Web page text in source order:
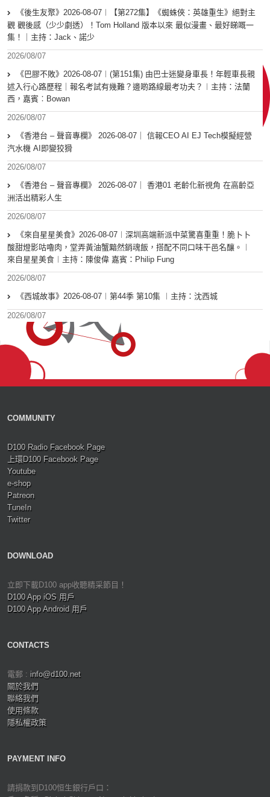
《後生友聚》2026-08-07︱【第272集】《蜘蛛俠：英雄重生》絕對主
觀 觀後感（少少劇透）！Tom Holland 版本以來 最似漫畫、最好睇嘅一
集！｜主持：Jack、諾少
2026/08/07
《巴膠不敗》2026-08-07︱(第151集) 由巴士迷變身車長！年輕車長親
述入行心路歷程｜報名考試有幾難？邊啲路線最考功夫？︱主持：法蘭
西，嘉賓︰Bowan
2026/08/07
《香港台 – 聲音專欄》 2026-08-07｜ 信報CEO AI EJ Tech模擬經營
汽水機 AI即變狡猾
2026/08/07
《香港台 – 聲音專欄》 2026-08-07｜ 香港01 老齡化新視角 在高齡亞
洲活出精彩人生
2026/08/07
《來自星星美食》2026-08-07︱深圳高端新派中菜驚喜重重！脆卜卜
酸甜燈影咕嚕肉，堂弄黃油蟹黯然銷魂飯，搭配不同口味干邑名釀。︱
來自星星美食︱主持：陳俊偉 嘉賓：Philip Fung
2026/08/07
《西城故事》2026-08-07︱第44季 第10集 ︱主持：沈西城
2026/08/07
COMMUNITY
D100 Radio Facebook Page
上環D100 Facebook Page
Youtube
e-shop
Patreon
TuneIn
Twitter
DOWNLOAD
立即下載D100 app收聽精采節目！
D100 App iOS 用戶
D100 App Android 用戶
CONTACTS
電郵 : info@d100.net
關於我們
聯絡我們
使用條款
隱私權政策
PAYMENT INFO
請捐款到D100恒生銀行戶口：